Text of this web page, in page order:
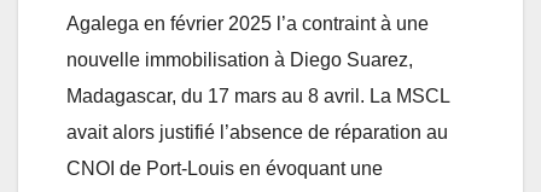
Agalega en février 2025 l’a contraint à une
nouvelle immobilisation à Diego Suarez,
Madagascar, du 17 mars au 8 avril. La MSCL
avait alors justifié l’absence de réparation au
CNOI de Port-Louis en évoquant une